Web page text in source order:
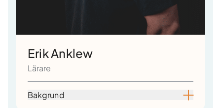
Erik Anklew
Lärare
Bakgrund